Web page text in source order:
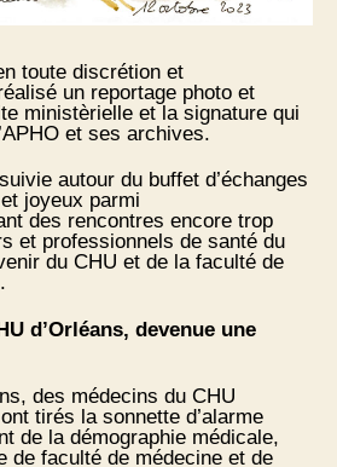
toute discrétion et
un reportage photo et
ministèrielle et la signature qui
et ses archives.
autour du buffet d’échanges
joyeux parmi
des rencontres encore trop
et professionnels de santé du
du CHU et de la faculté de
d’Orléans, devenue une
des médecins du CHU
tirés la sonnette d’alarme
de la démographie médicale,
de faculté de médecine et de